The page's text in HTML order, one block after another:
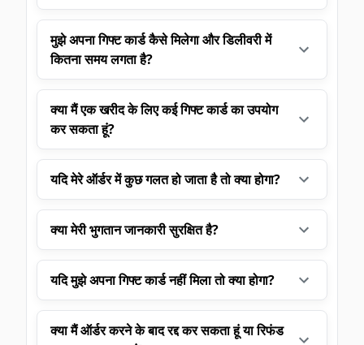
मुझे अपना गिफ्ट कार्ड कैसे मिलेगा और डिलीवरी में
कितना समय लगता है?
क्या मैं एक खरीद के लिए कई गिफ्ट कार्ड का उपयोग
कर सकता हूं?
यदि मेरे ऑर्डर में कुछ गलत हो जाता है तो क्या होगा?
क्या मेरी भुगतान जानकारी सुरक्षित है?
यदि मुझे अपना गिफ्ट कार्ड नहीं मिला तो क्या होगा?
क्या मैं ऑर्डर करने के बाद रद्द कर सकता हूं या रिफंड